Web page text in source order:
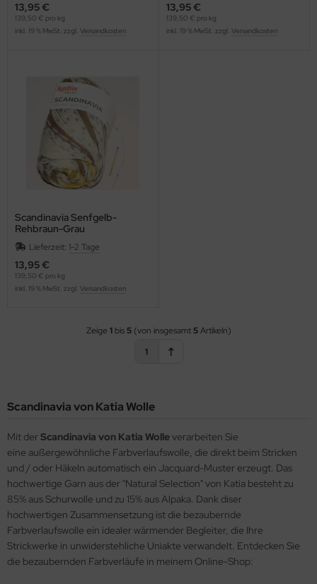
13,95 €
139,50 € pro kg
inkl. 19 % MwSt. zzgl. Versandkosten
13,95 €
139,50 € pro kg
inkl. 19 % MwSt. zzgl. Versandkosten
Scandinavia Senfgelb-
Rehbraun-Grau
Lieferzeit: 1-2 Tage
13,95 €
139,50 € pro kg
inkl. 19 % MwSt. zzgl. Versandkosten
Zeige 1bis 5(von insgesamt 5Artikeln)
1
Scandinavia von Katia Wolle
Mit der Scandinavia von Katia Wolleverarbeiten Sie
eine außergewöhnliche Farbverlaufswolle, die direkt beim Stricken
und / oder Häkeln automatisch ein Jacquard-Muster erzeugt. Das
hochwertige Garn aus der "Natural Selection" von Katia besteht zu
85% aus Schurwolle und zu 15% aus Alpaka. Dank diser
hochwertigen Zusammensetzung ist die bezaubernde
Farbverlaufswolle ein idealer wärmender Begleiter, die Ihre
Strickwerke in unwiderstehliche Uniakte verwandelt. Entdecken Sie
die bezaubernden Farbverläufe in meinem Online-Shop: